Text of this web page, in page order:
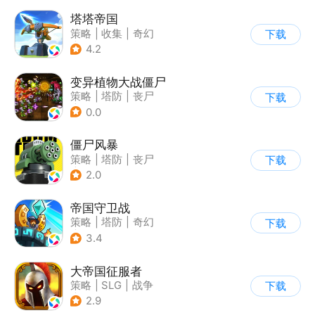
塔塔帝国
策略 收集
奇幻
| 卡通
4.2
下载
变异植物大战僵尸
策略 塔防
丧尸
| 卡通
0.0
下载
僵尸风暴
策略 塔防
丧尸
| 卡通
2.0
下载
帝国守卫战
策略 塔防
奇幻
| 卡通
3.4
下载
大帝国征服者
策略 SLG
战争
| 帝国时代
2.9
下载